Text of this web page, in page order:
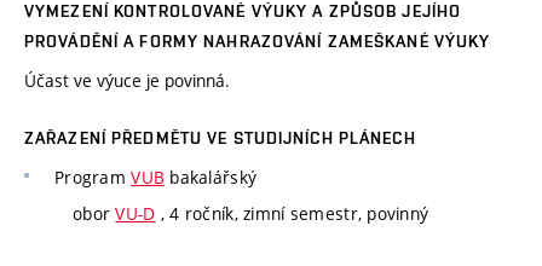
VYMEZENÍ KONTROLOVANÉ VÝUKY A ZPŮSOB JEJÍHO
PROVÁDĚNÍ A FORMY NAHRAZOVÁNÍ ZAMEŠKANÉ VÝUKY
Účast ve výuce je povinná.
ZAŘAZENÍ PŘEDMĚTU VE STUDIJNÍCH PLÁNECH
ProgramVUB bakalářský
oborVU-D , 4 ročník, zimní semestr, povinný